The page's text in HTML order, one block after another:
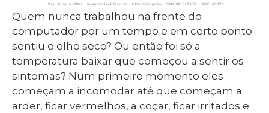
Quem nunca trabalhou na frente do
computador por um tempo e em certo ponto
sentiu o olho seco? Ou então foi só a
temperatura baixar que começou a sentir os
sintomas? Num primeiro momento eles
começam a incomodar até que começam a
arder, ficar vermelhos, a coçar, ficar irritados e